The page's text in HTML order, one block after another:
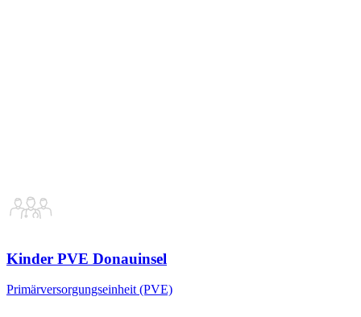
Kinder PVE Donauinsel
Primärversorgungseinheit (PVE)